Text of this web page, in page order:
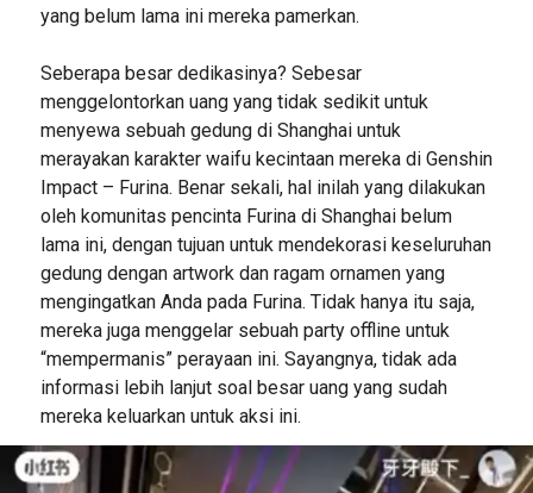
yang belum lama ini mereka pamerkan.
Seberapa besar dedikasinya? Sebesar
menggelontorkan uang yang tidak sedikit untuk
menyewa sebuah gedung di Shanghai untuk
merayakan karakter waifu kecintaan mereka di Genshin
Impact – Furina. Benar sekali, hal inilah yang dilakukan
oleh komunitas pencinta Furina di Shanghai belum
lama ini, dengan tujuan untuk mendekorasi keseluruhan
gedung dengan artwork dan ragam ornamen yang
mengingatkan Anda pada Furina. Tidak hanya itu saja,
mereka juga menggelar sebuah party offline untuk
“mempermanis” perayaan ini. Sayangnya, tidak ada
informasi lebih lanjut soal besar uang yang sudah
mereka keluarkan untuk aksi ini.